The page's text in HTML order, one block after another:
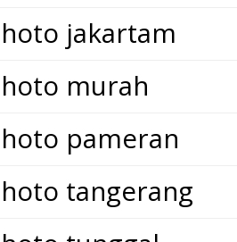
jakartam
murah
pameran
tangerang